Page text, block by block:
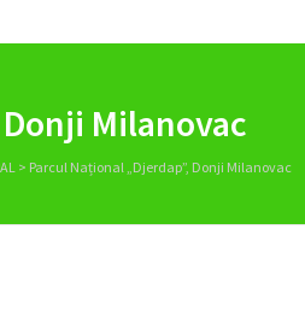
Milanovac
> Parcul Național „Djerdap”, Donji Milanovac